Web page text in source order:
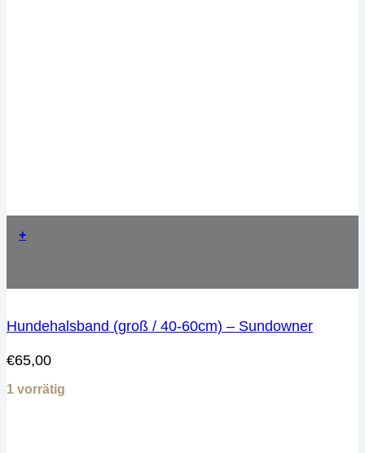
+
Hundehalsband (groß / 40-60cm) – Sundowner
€65,00
1 vorrätig